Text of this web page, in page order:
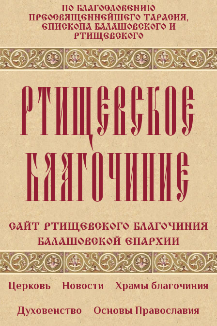
ПО БЛАГОСЛОВЕНИЮ
ПРЕОСВЯЩЕННЕЙШЕГО ТАРАСИЯ,
ЕПИСКОПА БАЛАШОВСКОГО И
РТИЩЕВСКОГО
РТИЩЕВСКОЕ
БЛАГОЧИНИЕ
САЙТ РТИЩЕВСКОГО БЛАГОЧИНИЯ
БАЛАШОВСКОЙ ЕПАРХИИ
Церковь Новости
Храмы благочиния
Духовенство
Основы Православия